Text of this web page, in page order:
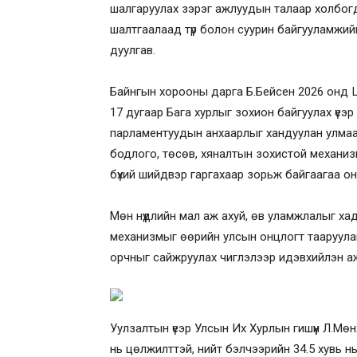
шалгаруулах зэрэг ажлуудын талаар
шалтгаалаад түр болон суурин
дуулгав.
Байнгын хорооны дарга Б.Бейсен 2026
17 дугаар Бага хурлыг зохион байгуулах
парламентуудын анхаарлыг хандуулан
бодлого, төсөв, хяналтын зохистой
бүхий шийдвэр гаргахаар зорьж байгаагаа
Мөн нүүдлийн мал аж ахуй, өв уламжлалыг
механизмыг өөрийн улсын онцлогт тааруулан
орчныг сайжруулах чиглэлээр идэвхийлэн
Уулзалтын үеэр Улсын Их Хурлын гишүүн
нь цөлжилттэй, нийт бэлчээрийн 34.5 хувь